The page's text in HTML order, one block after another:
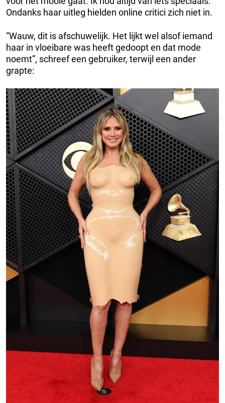
Ondanks haar uitleg hielden online critici zich niet in.
“Wauw, dit is afschuwelijk. Het lijkt wel alsof iemand
haar in vloeibare was heeft gedoopt en dat mode
noemt”, schreef een gebruiker, terwijl een ander
grapte: